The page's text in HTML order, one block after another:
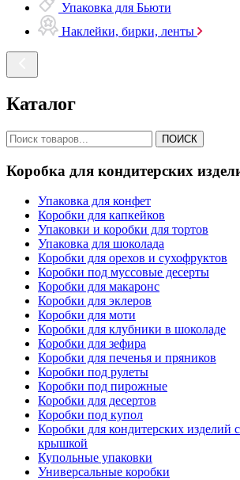
Упаковка для Бьюти
Наклейки, бирки, ленты
Каталог
ПОИСК
Коробка для кондитерских
Упаковка для конфет
Коробки для капкейков
Упаковки и коробки для тортов
Упаковка для шоколада
Коробки для орехов и сухофруктов
Коробки под муссовые десерты
Коробки для макаронс
Коробки для эклеров
Коробки для моти
Коробки для клубники в шоколаде
Коробки для зефира
Коробки для печенья и пряников
Коробки под рулеты
Коробки под пирожные
Коробки для десертов
Коробки под купол
Коробки для кондитерских изделий
крышкой
Купольные упаковки
Универсальные коробки